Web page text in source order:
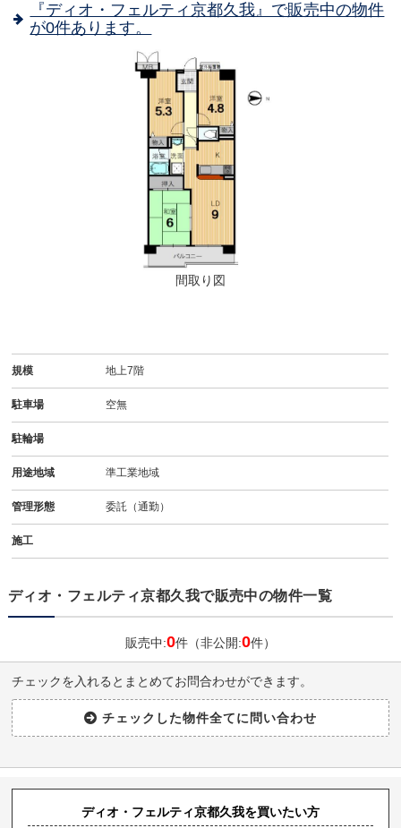
『ディオ・フェルティ京都久我』で販売中の物件
が0件あります。
間取り図
規模 地上7階
駐車場 空無
駐輪場
用途地域 準工業地域
管理形態 委託（通勤）
施工
ディオ・フェルティ京都久我で販売中の物件一覧
販売中:0件（非公開:0件）
チェックを入れるとまとめてお問合わせができます。
ディオ・フェルティ京都久我を買いたい方